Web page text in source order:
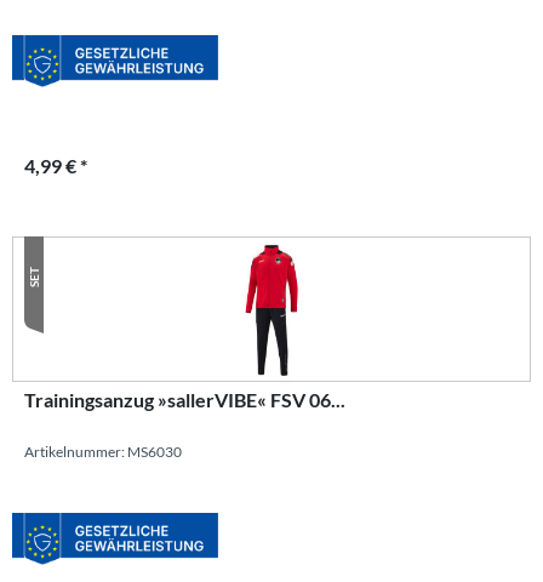
4,99 € *
SET
Trainingsanzug »sallerVIBE« FSV 06...
Artikelnummer: MS6030